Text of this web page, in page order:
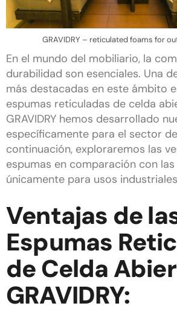
GRAVIDRY – reticulated foams for
En el mundo del mobiliario, la
durabilidad son esenciales. Una
más destacadas en este ámbito
espumas reticuladas de celda
GRAVIDRY hemos desarrollado
específicamente para el sector
continuación, exploraremos las
espumas en comparación con
únicamente para usos
Ventajas de
Espumas
de Celda
GRAVIDRY: